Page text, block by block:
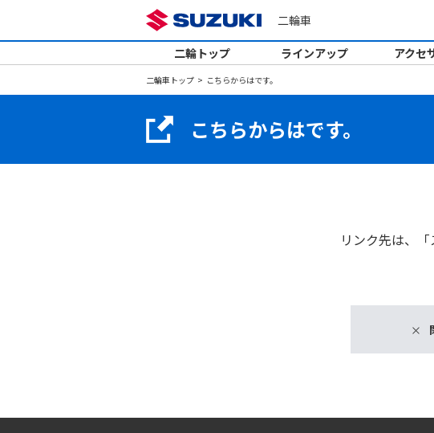
二輪車
二輪トップ ラインアップ アクセ
二輪車トップ こちらからはです。
こちらからはです。
リンク先は、